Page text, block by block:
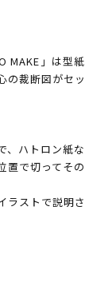
MAKE」は型紙
の裁断図がセッ
、ハトロン紙な
置で切ってその
ラストで説明さ